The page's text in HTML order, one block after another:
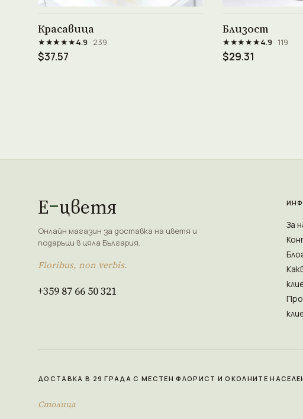
Красавица
★★★★★4.9· 239
$37.57
Близост
★★★★★4.9· 119
$29.31
Е цветя
Онлайн магазин за доставка на цветя и
подаръци в цяла България.
Floribus, non verbis.
+359 87 66 50 321
За
ДОСТАВКА В 29 ГРАДА С МЕСТЕН ФЛОРИСТ И ОКОЛНИТЕ
Столица